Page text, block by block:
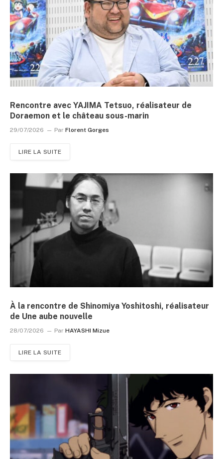
Rencontre avec YAJIMA Tetsuo, réalisateur de
Doraemon et le château sous-marin
29/07/2026 Par Florent Gorges
LIRE LA SUITE
À la rencontre de Shinomiya Yoshitoshi, réalisateur
de Une aube nouvelle
28/07/2026 Par HAYASHI Mizue
LIRE LA SUITE